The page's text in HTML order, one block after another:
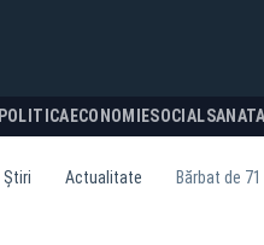
POLITICA ECONOMIESOCIAL
Știri Actualitate Bărbat de